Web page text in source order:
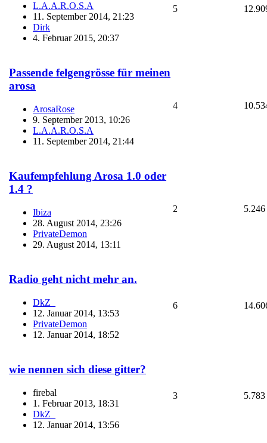
L.A.A.R.O.S.A
11. September 2014, 21:23
Dirk
4. Februar 2015, 20:37
5
Passende felgengrösse für meinen
arosa
ArosaRose
9. September 2013, 10:26
L.A.A.R.O.S.A
11. September 2014, 21:44
4
Kaufempfehlung Arosa 1.0 oder
1.4 ?
Ibiza
28. August 2014, 23:26
PrivateDemon
29. August 2014, 13:11
2 5.246
Radio geht nicht mehr an.
DkZ_
12. Januar 2014, 13:53
PrivateDemon
12. Januar 2014, 18:52
6
wie nennen sich diese gitter?
firebal
1. Februar 2013, 18:31
DkZ_
12. Januar 2014, 13:56
3 5.783